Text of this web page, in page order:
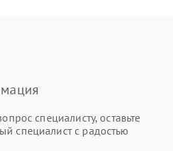
специалисту, оставьте
специалист с радостью